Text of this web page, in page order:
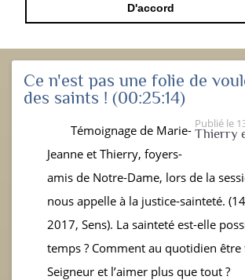
D'accord
Ce n'est pas une folie de
des saints ! (00:25:14)
Publié le
Thierry
Témoignage de Marie-
Jeanne et Thierry, foyers-
amis de Notre-Dame, lors de la
nous appelle à la justice-sainteté.
2017, Sens). La sainteté est-elle
temps ? Comment au quotidien être
Seigneur et l’aimer plus que tout ?